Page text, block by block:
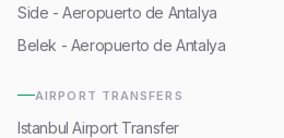
Side - Aeropuerto de Antalya
Belek - Aeropuerto de Antalya
AIRPORT TRANSFERS
Istanbul Airport Transfer